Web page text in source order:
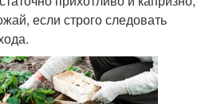
если строго следовать